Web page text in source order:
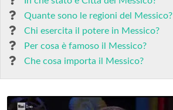
Quante sono le regioni del Messico?
Chi esercita il potere in Messico?
Per cosa è famoso il Messico?
Che cosa importa il Messico?